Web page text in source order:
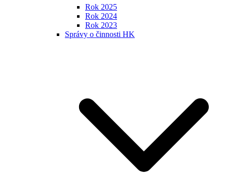
Rok 2025
Rok 2024
Rok 2023
Správy o činnosti HK